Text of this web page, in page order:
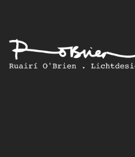
to
content